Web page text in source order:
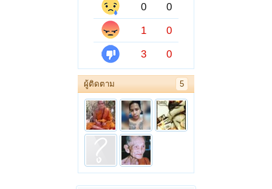
0
0
1
0
3
0
ผู้ติดตาม 5